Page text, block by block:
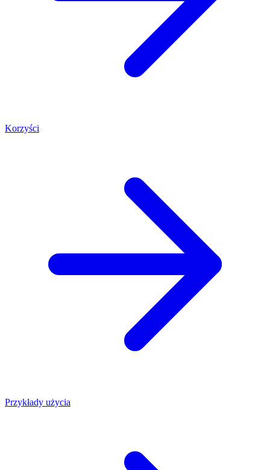
Korzyści
Przykłady użycia